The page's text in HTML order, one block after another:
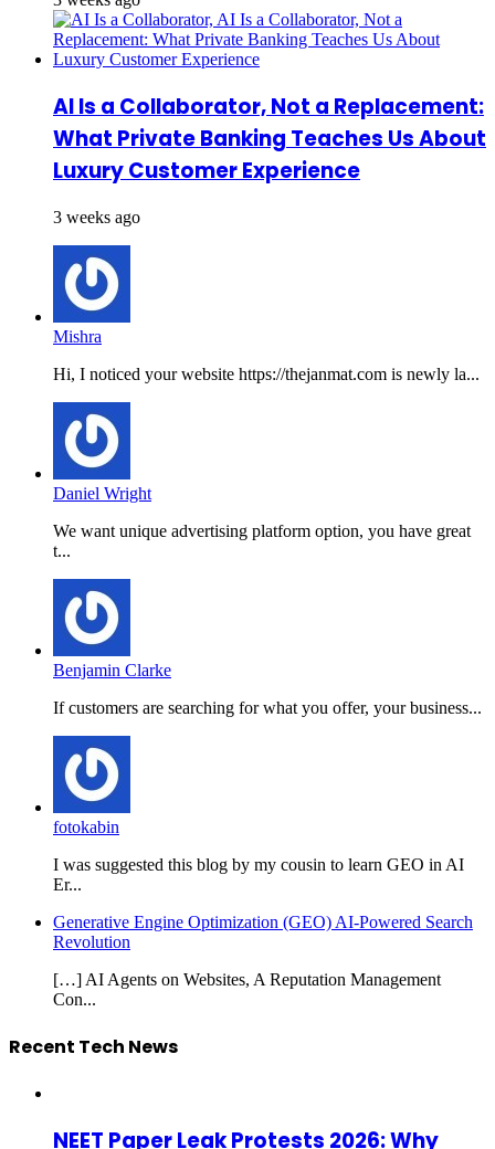
AI Is a Collaborator, Not a Replacement:
What Private Banking Teaches Us About
Luxury Customer Experience
3 weeks ago
Mishra
Hi, I noticed your website https://thejanmat.com is newly la...
Daniel Wright
We want unique advertising platform option, you have great
t...
Benjamin Clarke
If customers are searching for what you offer, your business...
fotokabin
I was suggested this blog by my cousin to learn GEO in AI
Er...
Generative Engine Optimization (GEO) AI-Powered Search
Revolution
[…] AI Agents on Websites, A Reputation Management
Con...
Recent Tech News
NEET Paper Leak Protests 2026: Why